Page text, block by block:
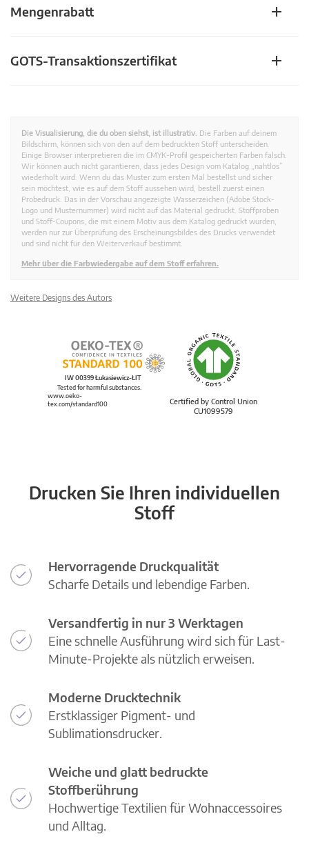
Mengenrabatt
GOTS-Transaktionszertifikat
Die Visualisierung, die du oben siehst, ist illustrativ. Die Farben auf deinem
Bildschirm, können sich von den auf dem bedruckten Stoff unterscheiden.
Einige Browser interpretieren die im CMYK-Profil gespeicherten Farben falsch.
Wir können auch nicht garantieren, dass jedes Design vom Katalog „nahtlos”
wiederholt wird. Wenn du das Muster zum ersten Mal bestellst und sicher
sein möchtest, wie es auf dem Stoff aussehen wird, bestell zuerst einen
Probedruck. Das in der Vorschau angezeigte Wasserzeichen (Adobe Stock-
Logo und Musternummer) wird nicht auf das Material gedruckt. Stoffproben
und Stoff-Coupons, die mit einem Motiv aus dem Katalog gedruckt wurden,
werden nur zur Überprüfung des Erscheinungsbildes des Drucks verwendet
und sind nicht für den Weiterverkauf bestimmt.
Mehr über die Farbwiedergabe auf dem Stoff erfahren.
Weitere Designs des Autors
Certified by Control Union
CU1099579
IW 00399 Łukasiewicz-ŁIT
Tested for harmful substances.
www.oeko-
tex.com/standard100
Drucken Sie Ihren individuellen
Stoff
Hervorragende Druckqualität
Scharfe Details und lebendige Farben.
Versandfertig in nur 3 Werktagen
Eine schnelle Ausführung wird sich für Last-
Minute-Projekte als nützlich erweisen.
Moderne Drucktechnik
Erstklassiger Pigment- und
Sublimationsdrucker.
Weiche und glatt bedruckte
Stoffberührung
Hochwertige Textilien für Wohnaccessoires
und Alltag.